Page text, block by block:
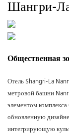
Шангри-
Общественная
Отель Shangri-La
метровой башни
элементом
обновленную
интегрирующую